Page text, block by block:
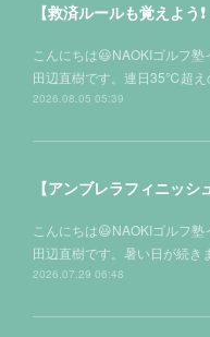
こんにちは😃NAOKIゴルフ
田辺直樹です。連日35℃超え
2026.08.05 05:39
こんにちは😃NAOKIゴルフ
田辺直樹です。暑い日が続き
2026.07.29 06:48